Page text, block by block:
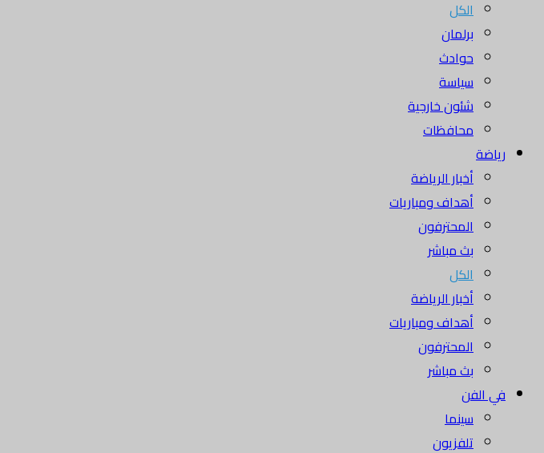
الكل
برلمان
حوادث
سياسة
شئون خارجية
محافظات
رياضة
أخبار الرياضة
أهداف ومباريات
المحترفون
بث مباشر
الكل
أخبار الرياضة
أهداف ومباريات
المحترفون
بث مباشر
في الفن
سينما
تلفزيون